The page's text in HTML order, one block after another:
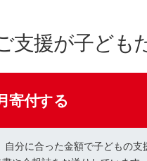
支援が子ども
寄付する
自分に合った金額で子どもの支